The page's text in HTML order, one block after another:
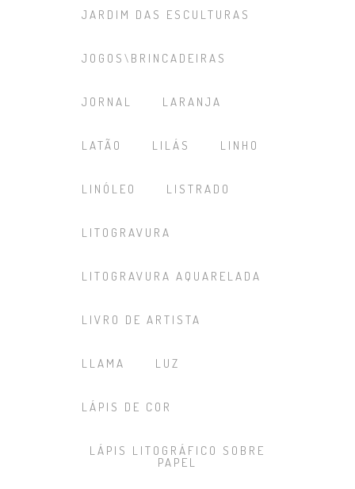
JARDIM DAS ESCULTURAS
JOGOS\BRINCADEIRAS
JORNAL LARANJA
LATÃO LILÁS LINHO
LINÓLEO LISTRADO
LITOGRAVURA
LITOGRAVURA AQUARELADA
LIVRO DE ARTISTA
LLAMA LUZ
LÁPIS DE COR
LÁPIS LITOGRÁFICO SOBRE
PAPEL